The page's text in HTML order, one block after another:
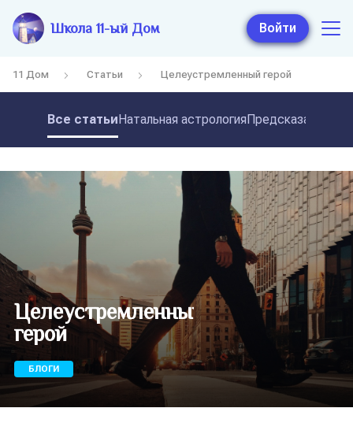
Школа 11-ый Дом Войти
11 Дом Статьи Целеустремленный герой
Все статьиНатальная астрология
Целеустремленный
герой
БЛОГИ